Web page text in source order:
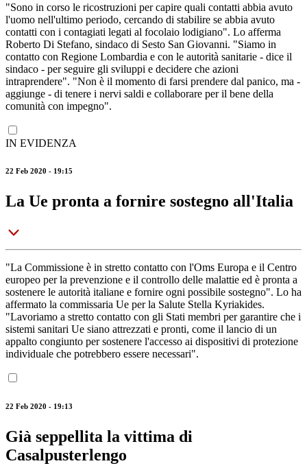
"Sono in corso le ricostruzioni per capire quali contatti abbia avuto
l'uomo nell'ultimo periodo, cercando di stabilire se abbia avuto
contatti con i contagiati legati al focolaio lodigiano". Lo afferma
Roberto Di Stefano, sindaco di Sesto San Giovanni. "Siamo in
contatto con Regione Lombardia e con le autorità sanitarie - dice il
sindaco - per seguire gli sviluppi e decidere che azioni
intraprendere". "Non è il momento di farsi prendere dal panico, ma -
aggiunge - di tenere i nervi saldi e collaborare per il bene della
comunità con impegno".
IN EVIDENZA
22 Feb 2020 - 19:15
La Ue pronta a fornire sostegno all'Italia
"La Commissione è in stretto contatto con l'Oms Europa e il Centro
europeo per la prevenzione e il controllo delle malattie ed è pronta a
sostenere le autorità italiane e fornire ogni possibile sostegno". Lo ha
affermato la commissaria Ue per la Salute Stella Kyriakides.
"Lavoriamo a stretto contatto con gli Stati membri per garantire che i
sistemi sanitari Ue siano attrezzati e pronti, come il lancio di un
appalto congiunto per sostenere l'accesso ai dispositivi di protezione
individuale che potrebbero essere necessari".
22 Feb 2020 - 19:13
Già seppellita la vittima di
Casalpusterlengo